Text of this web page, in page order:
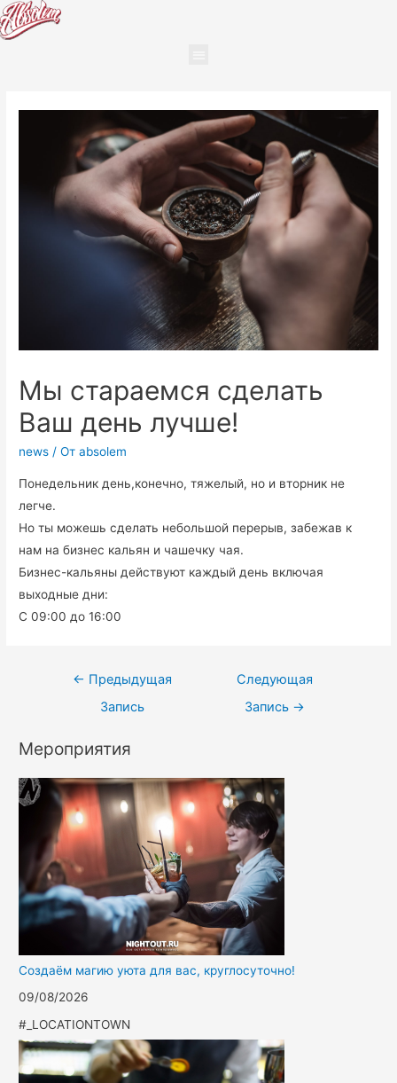
Мы стараемся сделать
Ваш день лучше!
news / От absolem
Понедельник день,конечно, тяжелый, но и вторник не
легче.
Но ты можешь сделать небольшой перерыв, забежав к
нам на бизнес кальян и чашечку чая.
Бизнес-кальяны действуют каждый день включая
выходные дни:
С 09:00 до 16:00
← Предыдущая
Запись
Следующая
Запись →
Мероприятия
Создаём магию уюта для вас, круглосуточно!
09/08/2026
#_LOCATIONTOWN